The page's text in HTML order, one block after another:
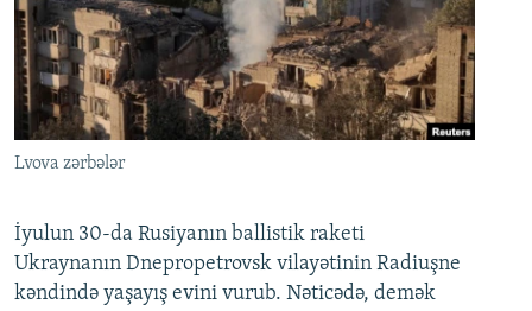
Lvova zərbələr
İyulun 30-da Rusiyanın ballistik raketi
Ukraynanın Dnepropetrovsk vilayətinin Radiuşne
kəndində yaşayış evini vurub. Nəticədə, demək